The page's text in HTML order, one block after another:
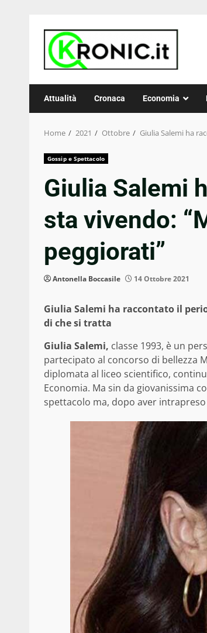
content
Attualità Cronaca Economia
Home 2021 Ottobre Giulia Salemi ha
Gossip e Spettacolo
Giulia Salemi
sta vivendo:
peggiorati”
Antonella Boccasile 14 Ottobre 2021
Giulia Salemi ha raccontato il
di che si tratta
Giulia Salemi, classe 1993, è un
partecipato al concorso di bellezza
diplomata al liceo scientifico,
Economia. Ma sin da giovanissima
spettacolo ma, dopo aver